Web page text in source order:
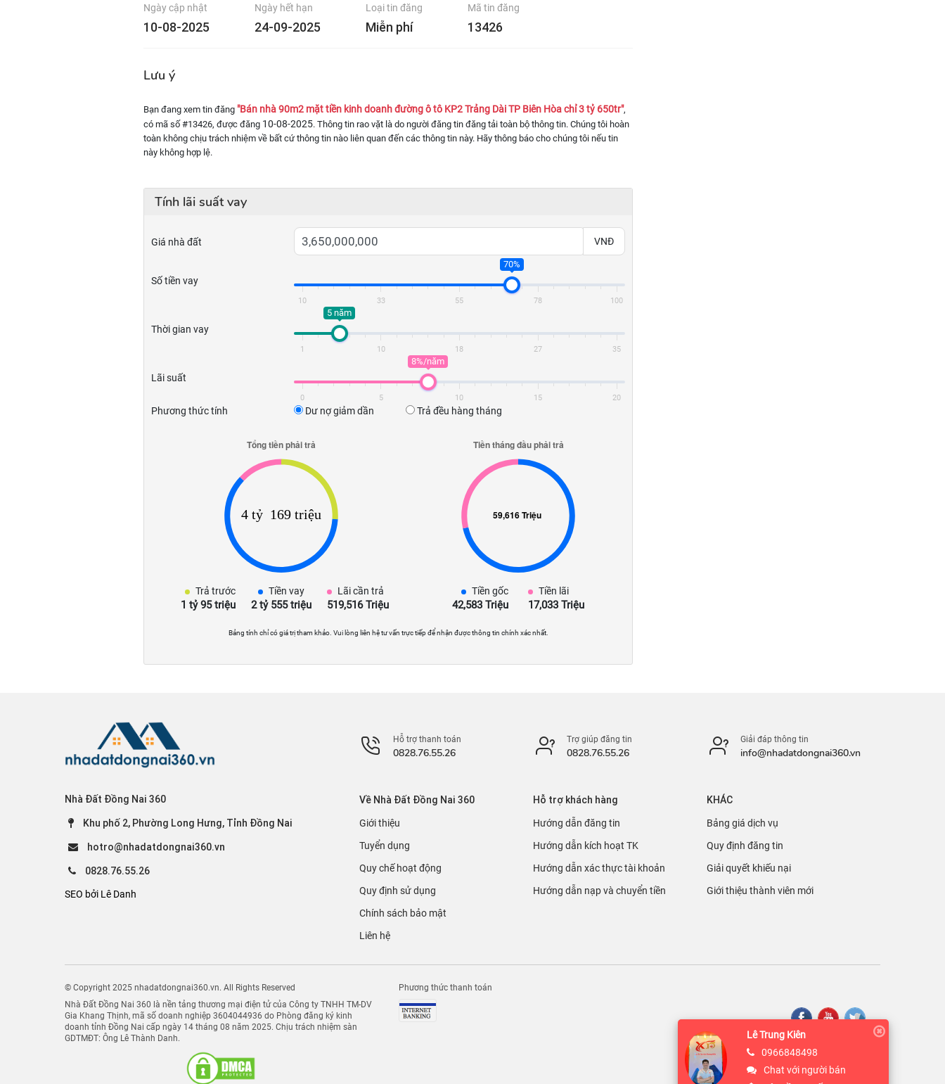
Ngày cập nhật
10-08-2025
Ngày hết hạn
24-09-2025
Loại tin đăng
Miễn phí
Mã tin đăng
13426
Lưu ý
Bạn đang xem tin đăng "Bán nhà 90m2 mặt tiền kinh doanh đường ô tô KP2 Trảng Dài TP Biên Hòa chỉ 3 tỷ 650tr",
có mã số #13426, được đăng 10-08-2025. Thông tin rao vặt là do người đăng tin đăng tải toàn bộ thông tin. Chúng tôi hoàn
toàn không chịu trách nhiệm về bất cứ thông tin nào liên quan đến các thông tin này. Hãy thông báo cho chúng tôi nếu tin
này không hợp lệ.
Tính lãi suất vay
Giá nhà đất VNĐ
Số tiền vay
70%
10 33 55 78 100
Thời gian vay
5 năm
1 10 18 27 35
Lãi suất
8%/năm
0 5 10 15 20
Phương thức tính Dư nợ giảm dần Trả đều hàng tháng
Trả trước
1 tỷ 95 triệu
Tiền vay
2 tỷ 555 triệu
Lãi cần trả
519,516 Triệu
Tiền gốc
42,583 Triệu
Tiền lãi
17,033 Triệu
Bảng tính chỉ có giá trị tham khảo. Vui lòng liên hệ tư vấn trực tiếp để nhận được thông tin chính xác nhất.
Lê Trung Kiên
0966848498
Chat với người bán
Nhà Đất Đồng Nai 360
Khu phố 2, Phường Long Hưng, Tỉnh Đồng Nai
hotro@nhadatdongnai360.vn
0828.76.55.26
SEO bởi Lê Danh
Hỗ trợ thanh toán
0828.76.55.26
Trợ giúp đăng tin
0828.76.55.26
Giải đáp thông tin
info@nhadatdongnai360.vn
Về Nhà Đất Đồng Nai 360
Giới thiệu
Tuyển dụng
Quy chế hoạt động
Quy định sử dụng
Chính sách bảo mật
Liên hệ
Hỗ trợ khách hàng
Hướng dẫn đăng tin
Hướng dẫn kích hoạt TK
Hướng dẫn xác thực tài khoản
Hướng dẫn nạp và chuyển tiền
KHÁC
Bảng giá dịch vụ
Quy định đăng tin
Giải quyết khiếu nại
Giới thiệu thành viên mới
© Copyright 2025 nhadatdongnai360.vn. All Rights Reserved
Nhà Đất Đồng Nai 360 là nền tảng thương mại điện tử của Công ty TNHH TM-DV
Gia Khang Thịnh, mã số doanh nghiệp 3604044936 do Phòng đăng ký kinh
doanh tỉnh Đồng Nai cấp ngày 14 tháng 08 năm 2025. Chịu trách nhiệm sàn
GDTMĐT: Ông Lê Thành Danh.
Phương thức thanh toán